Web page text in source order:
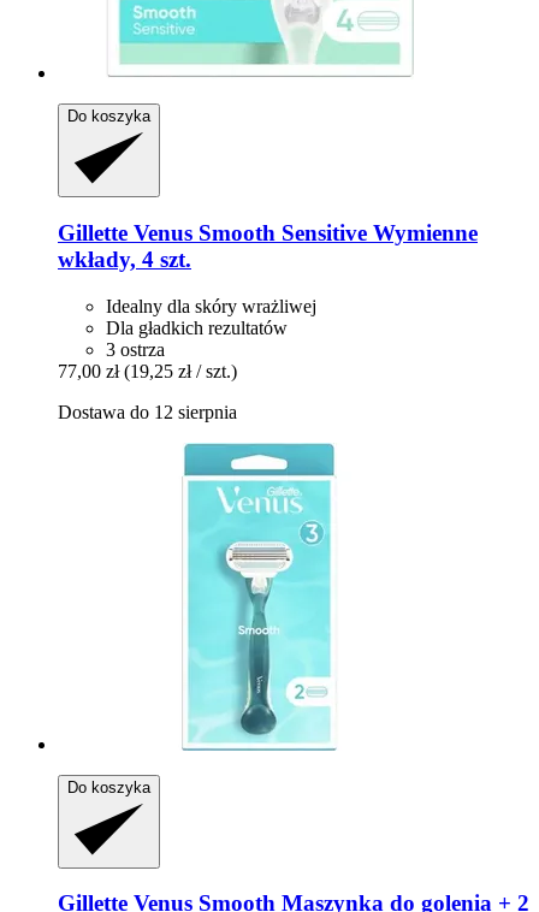
Do koszyka
Gillette Venus Smooth Sensitive Wymienne
wkłady, 4 szt.
Idealny dla skóry wrażliwej
Dla gładkich rezultatów
3 ostrza
77,00 zł (19,25 zł / szt.)
Dostawa do 12 sierpnia
Do koszyka
Gillette Venus Smooth Maszynka do golenia + 2